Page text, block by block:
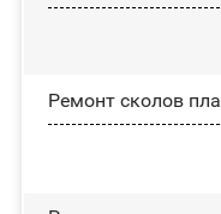
Ремонт сколов